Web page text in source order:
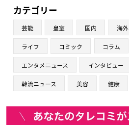
カテゴリー
芸能 皇室 国内 海外
ライフ コミック コラム
エンタメニュース インタビュー
韓流ニュース 美容 健康